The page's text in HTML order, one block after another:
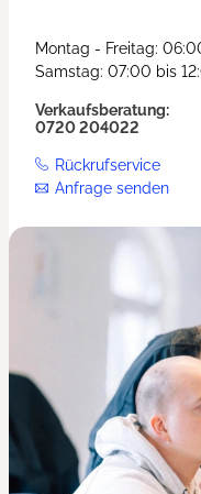
Montag - Freitag:
Samstag: 07:00 bis
Verkaufsberatung:
0720 204022
Rückrufservice
Anfrage senden